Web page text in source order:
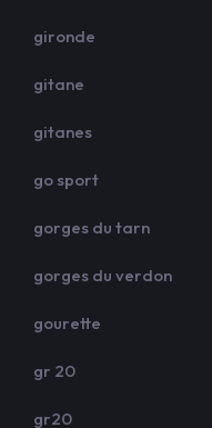
gironde
gitane
gitanes
go sport
gorges du tarn
gorges du verdon
gourette
gr 20
gr20